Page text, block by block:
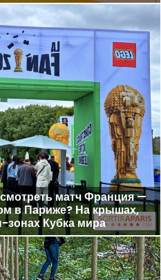
матч Франция —
в Париже? На крышах,
зонах Кубка мира